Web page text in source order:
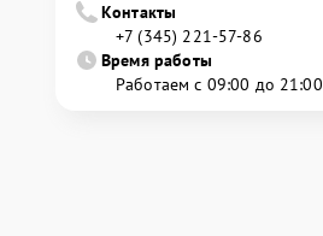
Контакты
+7 (345) 221-57-86
Время работы
Работаем с 09:00 до 21:00